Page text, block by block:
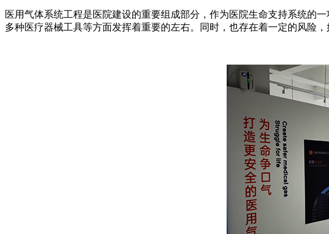
医用气体系统工程是医院建设的重要组成部分，作为医院生命支持系统的
多种医疗器械工具等方面发挥着重要的左右。同时，也存在着一定的风险